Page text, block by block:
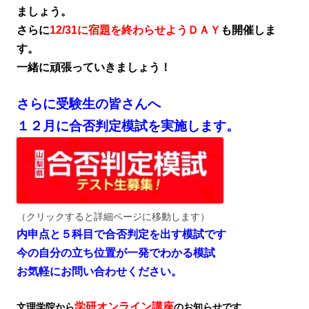
ましょう。
さらに12/31に宿題を終わらせようＤＡＹ も開催しま
す。
一緒に頑張っていきましょう！
さらに受験生の皆さんへ
１２月に合否判定模試を実施します。
（クリックすると詳細ページに移動します）
内申点と５科目で合否判定を出す模試です
今の自分の立ち位置が一発でわかる模試
お気軽にお問い合わせください。
文理学院から学研オンライン講座のお知らせです